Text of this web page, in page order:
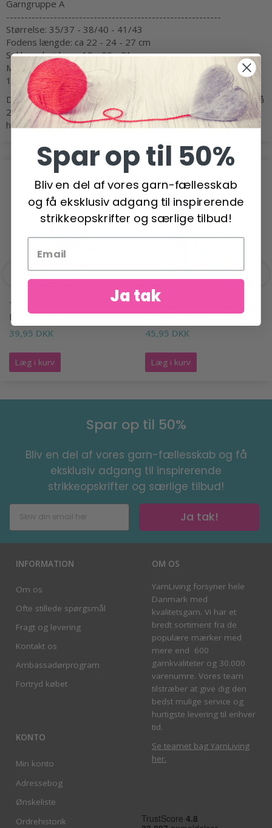
Garngruppe A
-----------------------------------------------------------
Størrelse: 35/37 - 38/40 - 41/43
Fodens længde: ca 22 - 24 - 27 cm
Sokkens højde: ca 19 - 20 - 21 cm
Materialer: DROPS FABEL fra Garnstudio
100-150-150 g f.nr 103, gråblå
DROPS HÆKLENÅL NR 2 - eller den nål du skal bruge for at få
28 st i bredden x 16 st i højden og 28 fm i bredden x 35 fm i
højden på 10 x 10 cm.
158-49 ROCKY ROAD BY
DROPS DESIGN
39,95 DKK
Læg i kurv
120-36 SEASIDE SOCKS BY
DROPS DESIGN
45,95 DKK
Læg i kurv
Spar op til 50%
Bliv en del af vores garn-fællesskab og få
eksklusiv adgang til inspirerende
strikkeopskrifter og særlige tilbud!
Ja tak!
INFORMATION
Om os
Ofte stillede spørgsmål
Fragt og levering
Kontakt os
Ambassadørprogram
Fortryd købet
KONTO
Min konto
Adressebog
Ønskeliste
Ordrehistorik
OM OS
YarnLiving forsyner hele
Danmark med
kvalitetsgarn. Vi har et
bredt sortiment fra de
populære mærker med
mere end 600
garnkvaliteter og 30.000
varenumre. Vores team
tilstræber at give dig den
bedst mulige service og
hurtigste levering til enhver
tid.
Se teamet bag YarnLiving
her.
Spar op til 50%
Bliv en del af vores garn-fællesskab
og få eksklusiv adgang til inspirerende
strikkeopskrifter og særlige tilbud!
Ja tak